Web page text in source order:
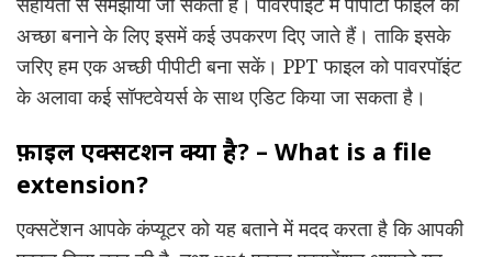
अच्छा बनाने के लिए इसमें कई उपकरण दिए जाते हैं। ताकि इसके
जरिए हम एक अच्छी पीपीटी बना सकें। PPT फाइल को पावरपॉइंट
के अलावा कई सॉफ्टवेयर्स के साथ एडिट किया जा सकता है।
फ़ाइल एक्सटेंशन क्या है? – What is a file
extension?
एक्सटेंशन आपके कंप्यूटर को यह बताने में मदद करता है कि आपकी